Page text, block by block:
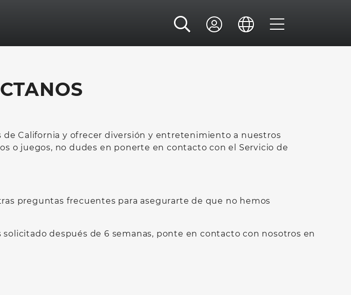
California y ofrecer diversión y entretenimiento a nuestros
o juegos, no dudes en ponerte en contacto con el Servicio de
preguntas frecuentes para asegurarte de que no hemos
después de 6 semanas, ponte en contacto con nosotros en